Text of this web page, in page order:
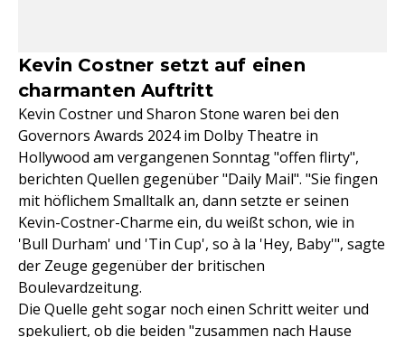
Kevin Costner setzt auf einen
charmanten Auftritt
Kevin Costner und Sharon Stone waren bei den
Governors Awards 2024 im Dolby Theatre in
Hollywood am vergangenen Sonntag "offen flirty",
berichten Quellen gegenüber "Daily Mail". "Sie fingen
mit höflichem Smalltalk an, dann setzte er seinen
Kevin-Costner-Charme ein, du weißt schon, wie in
'Bull Durham' und 'Tin Cup', so à la 'Hey, Baby'", sagte
der Zeuge gegenüber der britischen
Boulevardzeitung.
Die Quelle geht sogar noch einen Schritt weiter und
spekuliert, ob die beiden "zusammen nach Hause